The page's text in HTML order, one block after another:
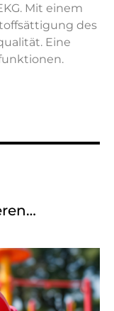
Mit einem
des
Eine